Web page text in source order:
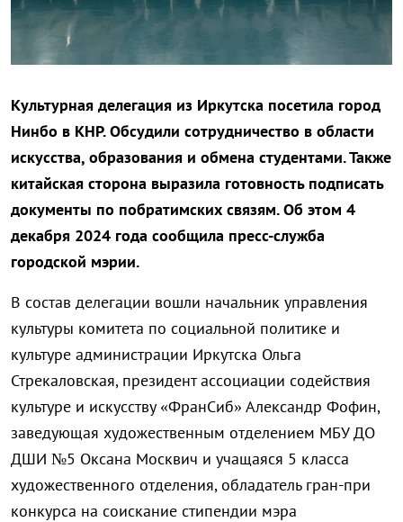
Культурная делегация из Иркутска посетила город
Нинбо в КНР. Обсудили сотрудничество в области
искусства, образования и обмена студентами. Также
китайская сторона выразила готовность подписать
документы по побратимских связям. Об этом 4
декабря 2024 года сообщила пресс-служба
городской мэрии.
В состав делегации вошли начальник управления
культуры комитета по социальной политике и
культуре администрации Иркутска Ольга
Стрекаловская, президент ассоциации содействия
культуре и искусству «ФранСиб» Александр Фофин,
заведующая художественным отделением МБУ ДО
ДШИ №5 Оксана Москвич и учащаяся 5 класса
художественного отделения, обладатель гран-при
конкурса на соискание стипендии мэра